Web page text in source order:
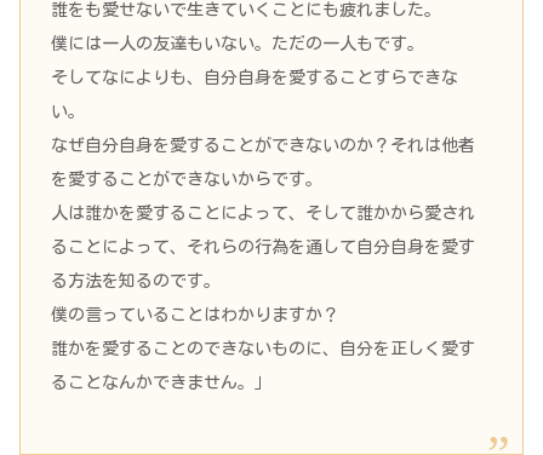
誰をも愛せないで生きていくことにも疲れました。
僕には一人の友達もいない。ただの一人もです。
そしてなによりも、自分自身を愛することすらできな
い。
なぜ自分自身を愛することができないのか？それは他者
を愛することができないからです。
人は誰かを愛することによって、そして誰かから愛され
ることによって、それらの行為を通して自分自身を愛す
る方法を知るのです。
僕の言っていることはわかりますか？
誰かを愛することのできないものに、自分を正しく愛す
ることなんかできません。」